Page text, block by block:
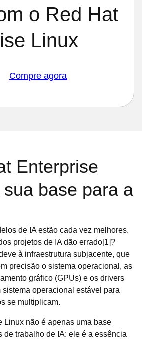
o Red Hat
Linux
Compre agora
Enterprise
base para a
de IA estão cada vez melhores.
projetos de IA dão errado[1]?
à infraestrutura subjacente, que
precisão o sistema operacional, as
gráfico (GPUs) e os drivers
sistema operacional estável para
se multiplicam.
Linux não é apenas uma base
de trabalho de IA: ele é a essência